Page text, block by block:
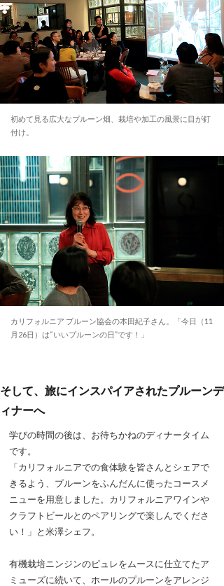
初めて見る広大なプルーン畑、栽培や加工の風景に目が釘
付け。
カリフォルニア プルーン協会の本田紀子さん。「今日（11
月26日）は“いいプルーンの日”です！」
そして、旅にインスパイアされたプルーンデ
ィナーへ
学びの時間の後は、お待ちかねのディナータイム
です。
「カリフォルニアでの食体験を皆さんとシェアで
きるよう、プルーンをふんだんに使ったコースメ
ニューを用意しました。カリフォルニアワインや
クラフトビールとのペアリングで楽しんでくださ
い！」と米澤シェフ。
有機栽培ニンジンのピュレをムースに仕立てたア
ミューズに続いて、ホールのプルーンをアレンジ